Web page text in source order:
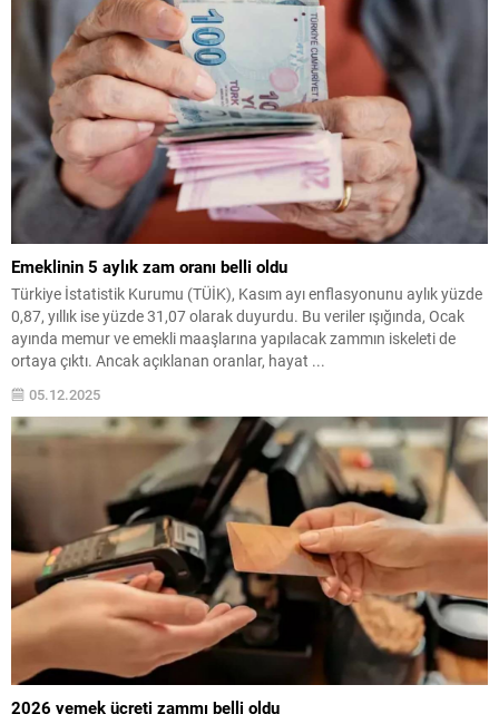
Emeklinin 5 aylık zam oranı belli oldu
Türkiye İstatistik Kurumu (TÜİK), Kasım ayı enflasyonunu aylık yüzde
0,87, yıllık ise yüzde 31,07 olarak duyurdu. Bu veriler ışığında, Ocak
ayında memur ve emekli maaşlarına yapılacak zammın iskeleti de
ortaya çıktı. Ancak açıklanan oranlar, hayat ...
05.12.2025
2026 yemek ücreti zammı belli oldu